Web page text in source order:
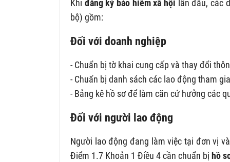
Khi đăng ký bảo hiểm xã hội lần đầu, các
bộ) gồm:
Đối với doanh nghiệp
- Chuẩn bị tờ khai cung cấp và thay đổi
- Chuẩn bị danh sách các lao động tham
- Bảng kê hồ sơ để làm căn cứ hưởng các
Đối với người lao động
Người lao động đang làm việc tại đơn vị
Điểm 1.7 Khoản 1 Điều 4 cần chuẩn bị hồ